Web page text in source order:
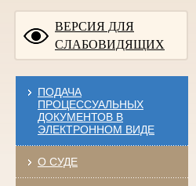
ВЕРСИЯ ДЛЯ
СЛАБОВИДЯЩИХ
ПОДАЧА
ПРОЦЕССУАЛЬНЫХ
ДОКУМЕНТОВ В
ЭЛЕКТРОННОМ ВИДЕ
О СУДЕ